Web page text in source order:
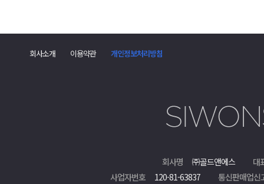
회사소개 이용약관 개인정보처리방침
회사명 ㈜골드앤에스
대
사업자번호
120-81-63837
통신판매업신